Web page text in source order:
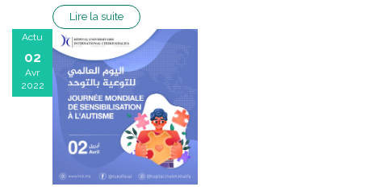
Lire la suite
Actu
02
Avr
2022